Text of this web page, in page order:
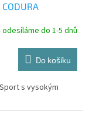
R
odesíláme do 1-5 dnů
Do košíku
s vysokým